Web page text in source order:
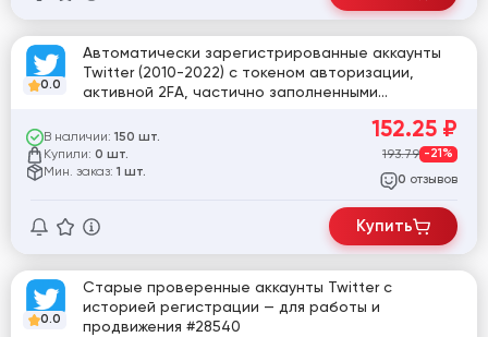
0.0
Автоматически зарегистрированные аккаунты
Twitter (2010-2022) с токеном авторизации,
активной 2FA, частично заполненными
В наличии: 150 шт.
Купили: 0 шт.
Мин. заказ: 1 шт.
152.25 ₽
193.79 -21%
0 отзывов
Купить
0.0
Старые проверенные аккаунты Twitter с
историей регистрации — для работы и
продвижения #28540